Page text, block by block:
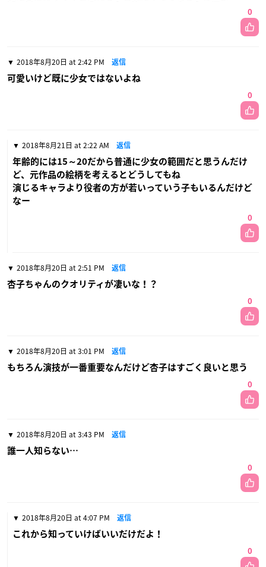
0
2018年8月20日 at 2:42 PM 返信
可愛いけど既に少女ではないよね
0
2018年8月21日 at 2:22 AM 返信
年齢的には15～20だから普通に少女の範囲だと思うんだけ
ど、元作品の絵柄を考えるとどうしてもね
演じるキャラより役者の方が若いっていう子もいるんだけど
なー
0
2018年8月20日 at 2:51 PM 返信
杏子ちゃんのクオリティが凄いな！？
0
2018年8月20日 at 3:01 PM 返信
もちろん演技が一番重要なんだけど杏子はすごく良いと思う
0
2018年8月20日 at 3:43 PM 返信
誰一人知らない…
0
2018年8月20日 at 4:07 PM 返信
これから知っていけばいいだけだよ！
0